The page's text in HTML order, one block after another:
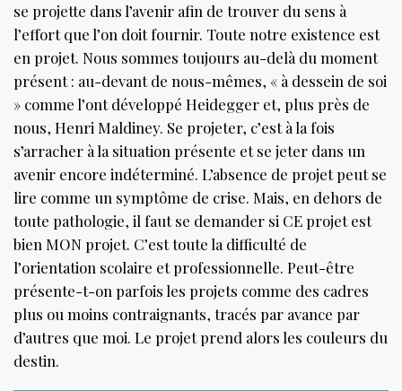
se projette dans l’avenir afin de trouver du sens à
l’effort que l’on doit fournir. Toute notre existence est
en projet. Nous sommes toujours au-delà du moment
présent : au-devant de nous-mêmes, « à dessein de soi
» comme l’ont développé Heidegger et, plus près de
nous, Henri Maldiney. Se projeter, c’est à la fois
s’arracher à la situation présente et se jeter dans un
avenir encore indéterminé. L’absence de projet peut se
lire comme un symptôme de crise. Mais, en dehors de
toute pathologie, il faut se demander si CE projet est
bien MON projet. C’est toute la difficulté de
l’orientation scolaire et professionnelle. Peut-être
présente-t-on parfois les projets comme des cadres
plus ou moins contraignants, tracés par avance par
d’autres que moi. Le projet prend alors les couleurs du
destin.